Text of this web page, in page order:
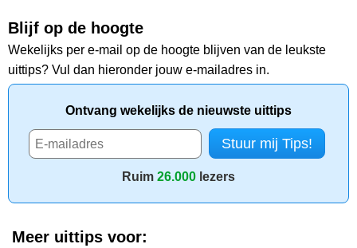
Blijf op de hoogte
Wekelijks per e-mail op de hoogte blijven van de leukste
uittips? Vul dan hieronder jouw e-mailadres in.
Ontvang wekelijks de nieuwste uittips
Ruim 26.000 lezers
Meer uittips voor: